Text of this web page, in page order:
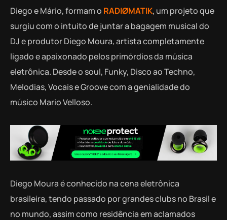
Diego e Mário, formam o RADIØMATIK, um projeto que
surgiu com o intuito de juntar a bagagem musical do
DJ e produtor Diego Moura, artista completamente
ligado e apaixonado pelos primórdios da música
eletrônica. Desde o soul, Funky, Disco ao Techno,
Melodias, Vocais e Groove com a genialidade do
músico Mario Velloso.
Diego Moura é conhecido na cena eletrônica
brasileira, tendo passado por grandes clubs no Brasil e
no mundo, assim como residência em aclamados